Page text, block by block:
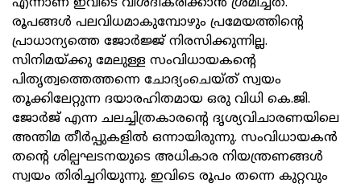
എന്നാണ് ഇവിടെ വിശദീകരിക്കാന്‍ ശ്രമിച്ചത്.
രൂപങ്ങള്‍ പലവിധമാകുമ്പോഴും പ്രമേയത്തിന്റെ
പ്രാധാന്യത്തെ ജോര്‍ജ്ജ് നിരസിക്കുന്നില്ല.
സിനിമയ്ക്കു മേലുള്ള സംവിധായകന്റെ
പിതൃത്വത്തെത്തന്നെ ചോദ്യംചെയ്ത് സ്വയം
തൂക്കിലേറ്റുന്ന ദയാരഹിതമായ ഒരു വിധി കെ.ജി.
ജോര്‍ജ് എന്ന ചലച്ചിത്രകാരന്റെ ദൃശ്യവിചാരണയിലെ
അന്തിമ തീര്‍പ്പുകളില്‍ ഒന്നായിരുന്നു. സംവിധായകന്‍
തന്റെ ശില്പഘടനയുടെ അധികാര നിയന്ത്രണങ്ങള്‍
സ്വയം തിരിച്ചറിയുന്നു. ഇവിടെ രൂപം തന്നെ കുറ്റവും